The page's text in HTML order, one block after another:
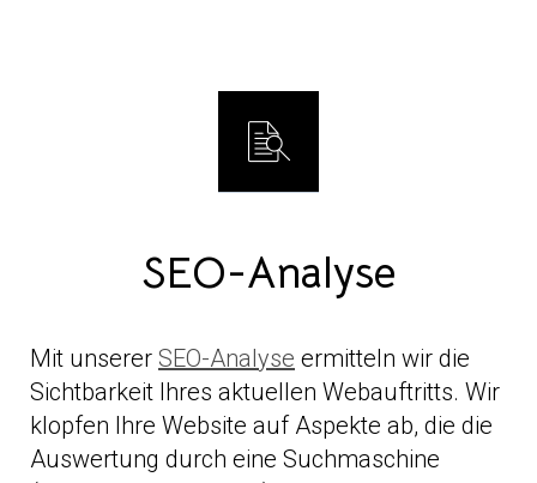
SEO-Analyse
Mit unserer SEO-Analyse ermitteln wir die
Sichtbarkeit Ihres aktuellen Webauftritts. Wir
klopfen Ihre Website auf Aspekte ab, die die
Auswertung durch eine Suchmaschine